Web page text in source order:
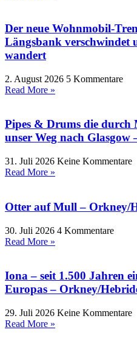
Der neue Wohnmobil-
Längsbank verschwindet
wandert
2. August 2026 5 Kommentare
Read More »
Pipes & Drums die durch
unser Weg nach Glasgow
31. Juli 2026 Keine Kommentare
Read More »
Otter auf Mull – Orkney/
30. Juli 2026 4 Kommentare
Read More »
Iona – seit 1.500 Jahren
Europas – Orkney/
29. Juli 2026 Keine Kommentare
Read More »